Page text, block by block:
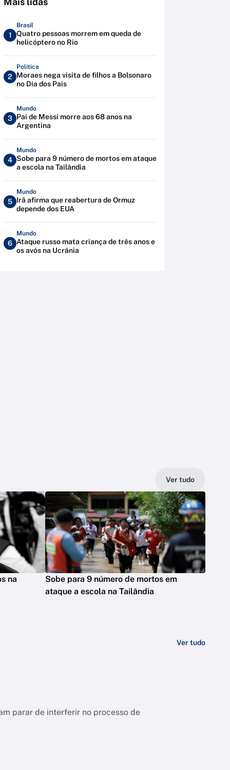
1
Brasil
Quatro pessoas morrem em queda de
helicóptero no Rio
2
Política
Moraes nega visita de filhos a Bolsonaro
no Dia dos Pais
3
Mundo
Pai de Messi morre aos 68 anos na
Argentina
4
Mundo
Sobe para 9 número de mortos em ataque
a escola na Tailândia
5
Mundo
Irã afirma que reabertura de Ormuz
depende dos EUA
6
Mundo
Ataque russo mata criança de três anos e
os avós na Ucrânia
Ver tudo
na
Sobe para 9 número de mortos em
ataque a escola na Tailândia
Ver tudo
parar de interferir no processo de